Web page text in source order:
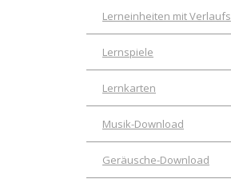
Lerneinheiten mit
Lernspiele
Lernkarten
Musik-Download
Geräusche-Download